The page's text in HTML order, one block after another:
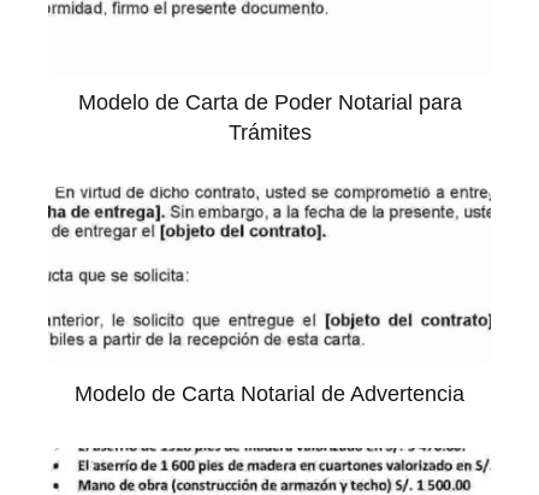
Modelo de Carta de Poder Notarial para
Trámites
Modelo de Carta Notarial de Advertencia